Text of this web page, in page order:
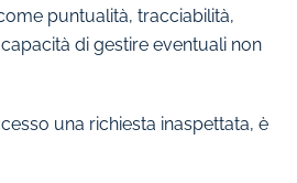
puntualità, tracciabilità,
di gestire eventuali non
una richiesta inaspettata, è